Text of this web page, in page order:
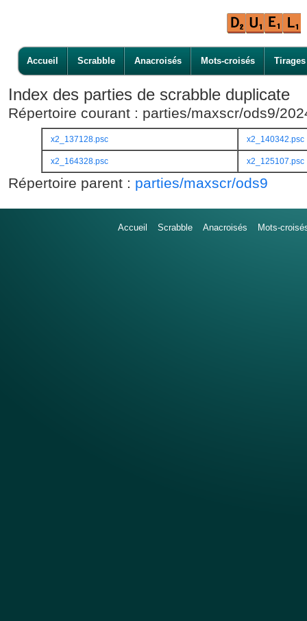
Accueil Scrabble Anacroisés Mots-croisés Tirages
Index des parties de scrabble duplicate
Répertoire courant : parties/maxscr/ods9/
x2_137128.psc x2_140342.psc
x2_164328.psc x2_125107.psc
Répertoire parent : parties/maxscr/ods9
Accueil Scrabble Anacroisés Mots-